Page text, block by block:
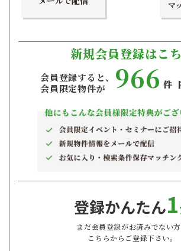
マ
新規会員登録はこ
会員登録すると、
会員限定物件が
966 件
登録かんたん1
まだ会員登録がお済みでない
こちらからご登録下さい。